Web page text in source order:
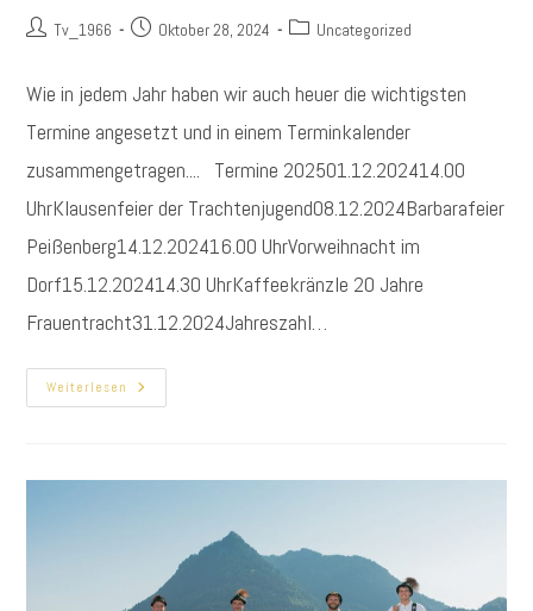
Beitrags-Tv_1966
BeitragOktober 28, 2024
Beitrags-Uncategorized
Wie in jedem Jahr haben wir auch heuer die wichtigsten
Termine angesetzt und in einem Terminkalender
zusammengetragen.... Termine 202501.12.202414.00
UhrKlausenfeier der Trachtenjugend08.12.2024Barbarafeier
Peißenberg14.12.202416.00 UhrVorweihnacht im
Dorf15.12.202414.30 UhrKaffeekränzle 20 Jahre
Frauentracht31.12.2024Jahreszahl…
Weiterlesen Unsere
Termine